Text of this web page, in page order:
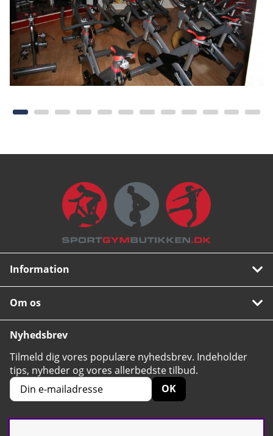
Information
Om os
Nyhedsbrev
Tilmeld dig vores populære nyhedsbrev. Indeholder
tips, nyheder og vores allerbedste tilbud.
OK